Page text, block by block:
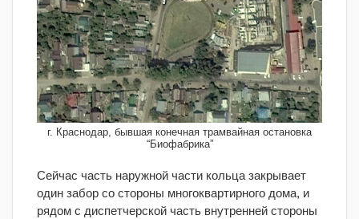
г. Краснодар, бывшая конечная трамвайная остановка
“Биофабрика”
Сейчас часть наружной части кольца закрывает
один забор со стороны многоквартирного дома, и
рядом с диспетчерской часть внутренней стороны